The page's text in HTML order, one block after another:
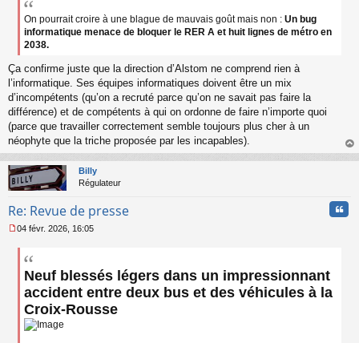
e
n
l
u
On pourrait croire à une blague de mauvais goût mais non : Un bug
informatique menace de bloquer le RER A et huit lignes de métro en
2038.
Ça confirme juste que la direction d’Alstom ne comprend rien à
l’informatique. Ses équipes informatiques doivent être un mix
d’incompétents (qu’on a recruté parce qu’on ne savait pas faire la
différence) et de compétents à qui on ordonne de faire n’importe quoi
(parce que travailler correctement semble toujours plus cher à un
néophyte que la triche proposée par les incapables).
au
Billy
Régulateur
Re: Revue de presse
e
04 févr. 2026, 16:05
Neuf blessés légers dans un impressionnant
accident entre deux bus et des véhicules à la
Croix-Rousse